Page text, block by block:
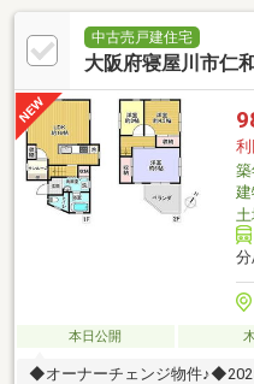
中古売戸建住宅
大阪府寝屋川市仁
利
築
本日公開
◆オーナーチェンジ物件